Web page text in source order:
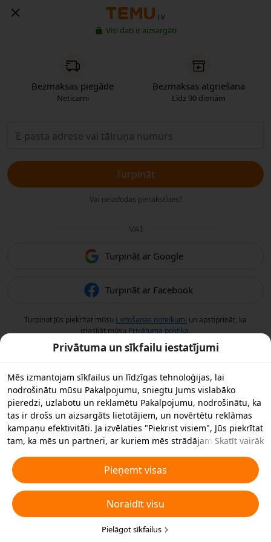
LV
Visi dati ir aizsargāti
Bezmaksas piegāde
Neticami
Bezmaksas atgriešana
Līdz 90 dienām
Turpināt
Vai neizdodas pierakstīties?
VAI
Turpināt ar Google
Turpināt ar Facebook
Turpinot Jūs piekrītat mūsu Lietošanas noteikumi un apstiprināt, ka
izlasījāt mūsu Privātuma politika.
Privātuma un sīkfailu iestatījumi
Mēs izmantojam sīkfailus un līdzīgas tehnoloģijas, lai
nodrošinātu mūsu Pakalpojumu, sniegtu Jums vislabāko
pieredzi, uzlabotu un reklamētu Pakalpojumu, nodrošinātu, ka
tas ir drošs un aizsargāts lietotājiem, un novērtētu reklāmas
kampaņu efektivitāti. Ja izvēlaties "Piekrist visiem", Jūs piekrītat
tam, ka mēs un partneri, ar kuriem mēs strādājam,
reklāmas nolūkos. Jūs varat arī noraidīt visus nebūtiskos
sīkfailus vai izvēlēties, kāda veida sīkfailus vēlaties pieņemt vai
atspējot, noklikšķinot uz "Pielāgot sīkfailus" zemāk vai jebkurā
laikā privātuma iestatījumos. Sīkākai informācijai skatiet mūsu
Sīkfailu un līdzīgu tehnoloģiju politiku.
Skatīt vairāk
Pieņemt visas
Noraidīt visu
Pielāgot sīkfailus